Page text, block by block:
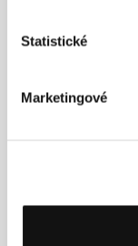
Statistické
Marketingové